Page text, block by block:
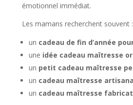
émotionnel immédiat.
Les mamans recherchent souvent :
un cadeau de fin d’année
une idée cadeau maîtresse
un petit cadeau maîtresse
un cadeau maîtresse
un cadeau maîtresse